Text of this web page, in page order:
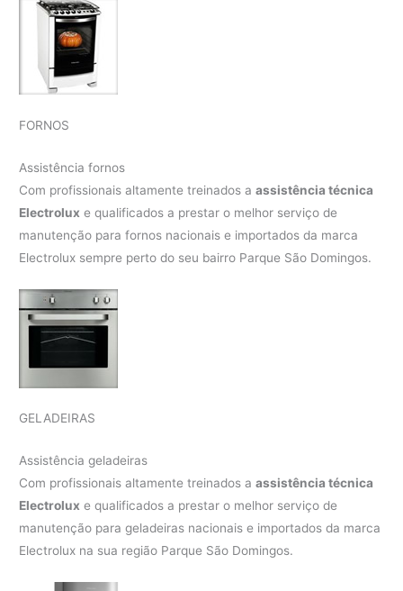
FORNOS
Assistência fornos
Com profissionais altamente treinados aassistência técnica
Electrolux e qualificados a prestar o melhor serviço de
manutenção para fornos nacionais e importados da marca
Electrolux sempre perto do seu bairro Parque São Domingos.
GELADEIRAS
Assistência geladeiras
Com profissionais altamente treinados aassistência técnica
Electrolux e qualificados a prestar o melhor serviço de
manutenção para geladeiras nacionais e importados da marca
Electrolux na sua região Parque São Domingos.